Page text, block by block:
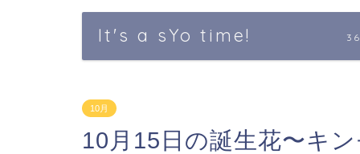
It's a sYo time!
10月
10月15日の誕生花〜キ